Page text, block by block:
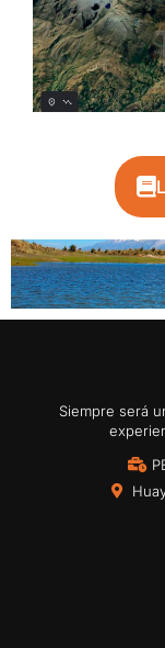
Siempre será